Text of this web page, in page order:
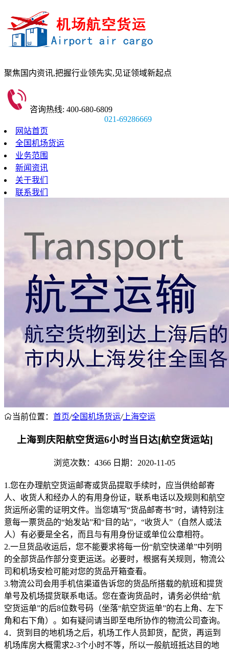
聚焦国内资讯,把握行业领先实,见证领域新起点
咨询热线: 400-680-6809
021-69286669
网站首页
全国机场货运
业务范围
新闻资讯
关于我们
联系我们
当前位置： 首页/全国机场货运/上海空运
上海到庆阳航空货运6小时当日达[航空货运站]
浏览次数：4366 日期：2020-11-05
1.您在办理航空货运邮寄或货品提取手续时，应当供给邮寄
人、收货人和经办人的有用身份证，联系电话以及规则和航空
货运所必需的证明文件。当您填写“货品邮寄书”时，请特别注
意每一票货品的“始发站”和“目的站”，“收货人”（自然人或法
人）有必要是全名，而且与有用身份证或单位公章相符。
2.一旦货品收运后，您不能要求将每一份“航空快递单”中列明
的全部货品作部分变更运送。必要时，根据有关规则，物流公
司和机场安检可能对您的货品开箱查看。
3.物流公司会用手机信渠道告诉您的货品所搭载的航班和提货
单号及机场提货联系电话。您在查询货品时，请务必供给“航
空货运单”的后8位数号码（坐落“航空货运单”的右上角、左下
角和右下角）。如有疑问请当即至电所协作的物流公司查询。
4．货到目的地机场之后，机场工作人员卸货，配货，再运到
机场库房大概需求2-3个小时不等，所以一般航班抵达目的地